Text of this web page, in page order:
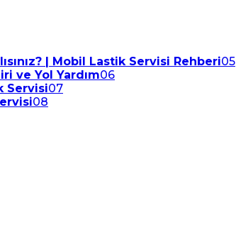
| Mobil Lastik Servisi Rehberi05
ve Yol Yardım06
Servisi07
08